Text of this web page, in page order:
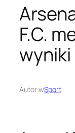
F.C.
Autor:wSport